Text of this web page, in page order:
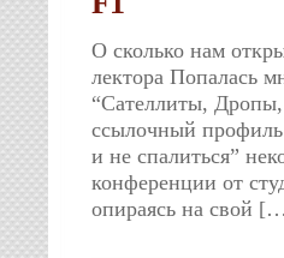
О сколько нам
лектора Попалась
“Сателлиты,
ссылочный
и не спалиться”
конференции от
опираясь на свой